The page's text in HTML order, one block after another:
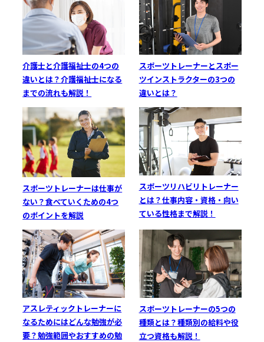
介護士と介護福祉士の4つの
違いとは？介護福祉士になる
までの流れも解説！
スポーツトレーナーとスポー
ツインストラクターの3つの
違いとは？
スポーツトレーナーは仕事が
ない？食べていくための4つ
のポイントを解説
スポーツリハビリトレーナー
とは？仕事内容・資格・向い
ている性格まで解説！
アスレティックトレーナーに
なるためにはどんな勉強が必
要？勉強範囲やおすすめの勉
スポーツトレーナーの5つの
種類とは？種類別の給料や役
立つ資格も解説！